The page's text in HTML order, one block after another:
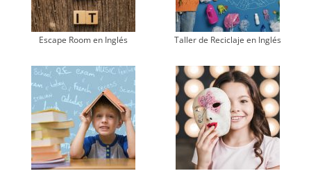
Escape Room en Inglés Taller de Reciclaje en Inglés